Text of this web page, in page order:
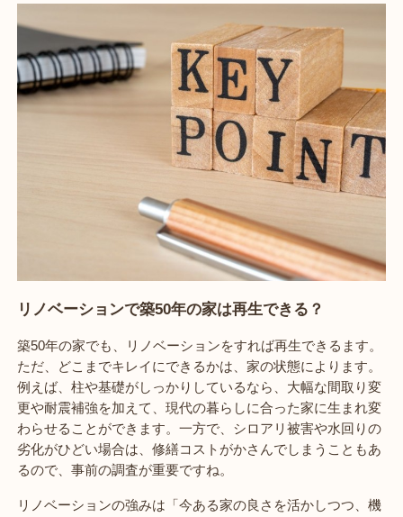
リノベーションで築50年の家は再生できる？
築50年の家でも、リノベーションをすれば再生できるます。
ただ、どこまでキレイにできるかは、家の状態によります。
例えば、柱や基礎がしっかりしているなら、大幅な間取り変
更や耐震補強を加えて、現代の暮らしに合った家に生まれ変
わらせることができます。一方で、シロアリ被害や水回りの
劣化がひどい場合は、修繕コストがかさんでしまうこともあ
るので、事前の調査が重要ですね。
リノベーションの強みは「今ある家の良さを活かしつつ、機